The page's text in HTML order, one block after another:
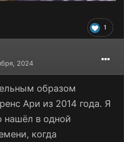
1
2024
образом
Ари из 2014 года. Я
нашёл в одной
когда